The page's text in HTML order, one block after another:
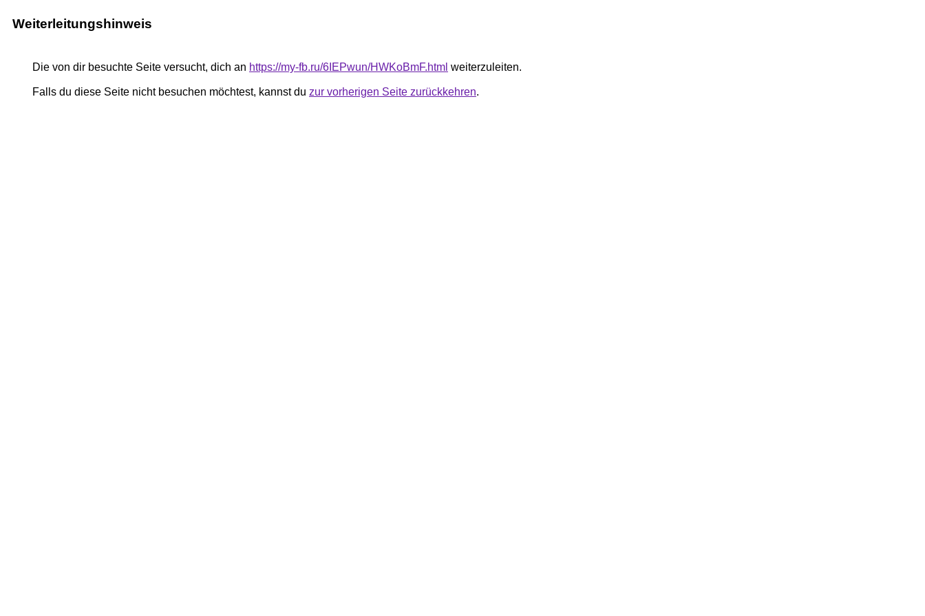
Weiterleitungshinweis
Die von dir besuchte Seite versucht, dich an https://my-fb.ru/6IEPwun/HWKoBmF.html weiterzuleiten.
Falls du diese Seite nicht besuchen möchtest, kannst du zur vorherigen Seite zurückkehren.